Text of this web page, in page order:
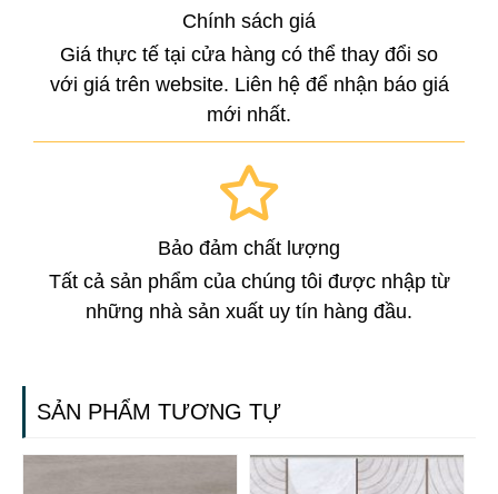
Chính sách giá
Giá thực tế tại cửa hàng có thể thay đổi so
với giá trên website. Liên hệ để nhận báo giá
mới nhất.
Bảo đảm chất lượng
Tất cả sản phẩm của chúng tôi được nhập từ
những nhà sản xuất uy tín hàng đầu.
SẢN PHẨM TƯƠNG TỰ